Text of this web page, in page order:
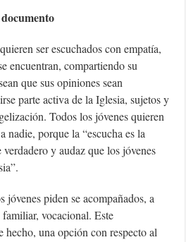
ser escuchados con empatía,
encuentran, compartiendo su
que sus opiniones sean
parte activa de la Iglesia, sujetos y
Todos los jóvenes quieren
nadie, porque la “escucha es la
y audaz que los jóvenes
jóvenes piden se acompañados, a
vocacional. Este
hecho, una opción con respecto al